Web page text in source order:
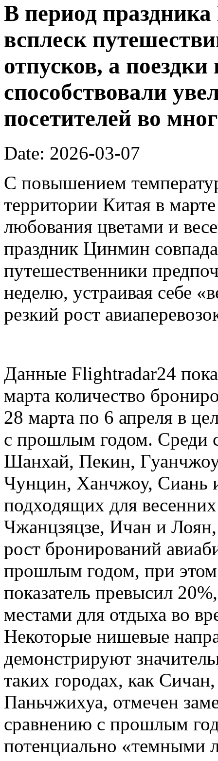
В период
всплеск
отпусков, а
способствовали
посетителей во
Date: 2026-03-07
С повышением
территории Китая в
любования цветами и
праздник Цинмин
путешественники
неделю, устраивая себе
резкий рост
Данные Flightradar24
марта количество
28 марта по 6 апреля в
с прошлым годом. Среди
Шанхай, Пекин,
Чунцин, Ханчжоу, Сиань
подходящих для
Чжанцзяцзе, Ичан и
рост бронирований
прошлым годом, при
показатель превысил
местами для отдыха во
Некоторые нишевые
демонстрируют
таких городах, как
Паньчжихуа, отмечен
сравнению с прошлым
потенциально «темными